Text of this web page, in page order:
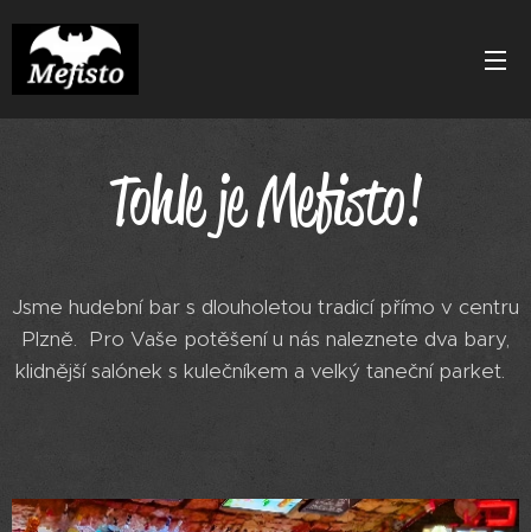
Tohle je Mefisto!
Jsme hudební bar s dlouholetou tradicí přímo v centru
Plzně. Pro Vaše potěšení u nás naleznete dva bary,
klidnější salónek s kulečníkem a velký taneční parket.